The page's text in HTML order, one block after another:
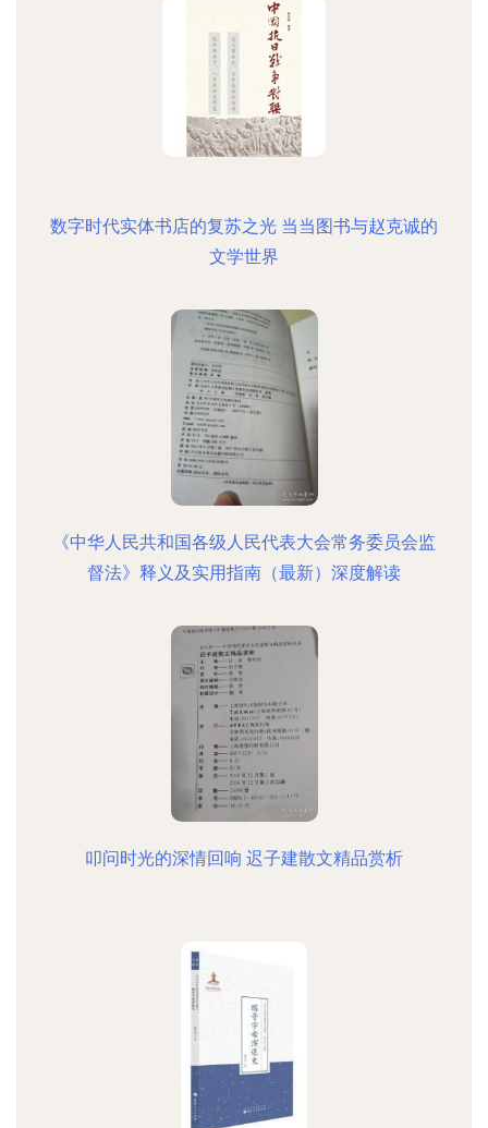
数字时代实体书店的复苏之光 当当图书与赵克诚的
文学世界
《中华人民共和国各级人民代表大会常务委员会监
督法》释义及实用指南（最新）深度解读
叩问时光的深情回响 迟子建散文精品赏析